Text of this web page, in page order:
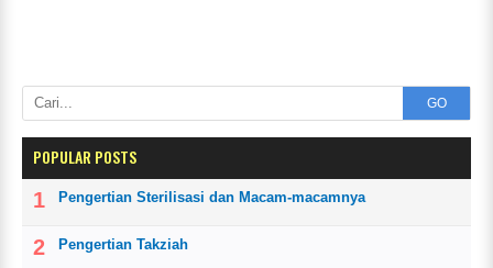
GO
POPULAR POSTS
Pengertian Sterilisasi dan Macam-macamnya
Pengertian Takziah